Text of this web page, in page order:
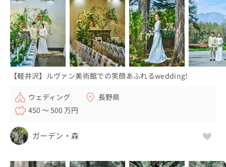
【軽井沢】ルヴァン美術館での笑顔あふれるwedding!
ウェディング
長野県
450 〜 500 万円
ガーデン・森